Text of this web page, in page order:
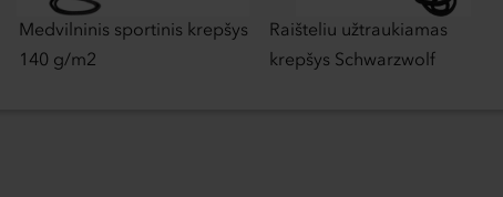
Medvilninis sportinis krepšys
140 g/m2
Raišteliu užtraukiamas
krepšys Schwarzwolf